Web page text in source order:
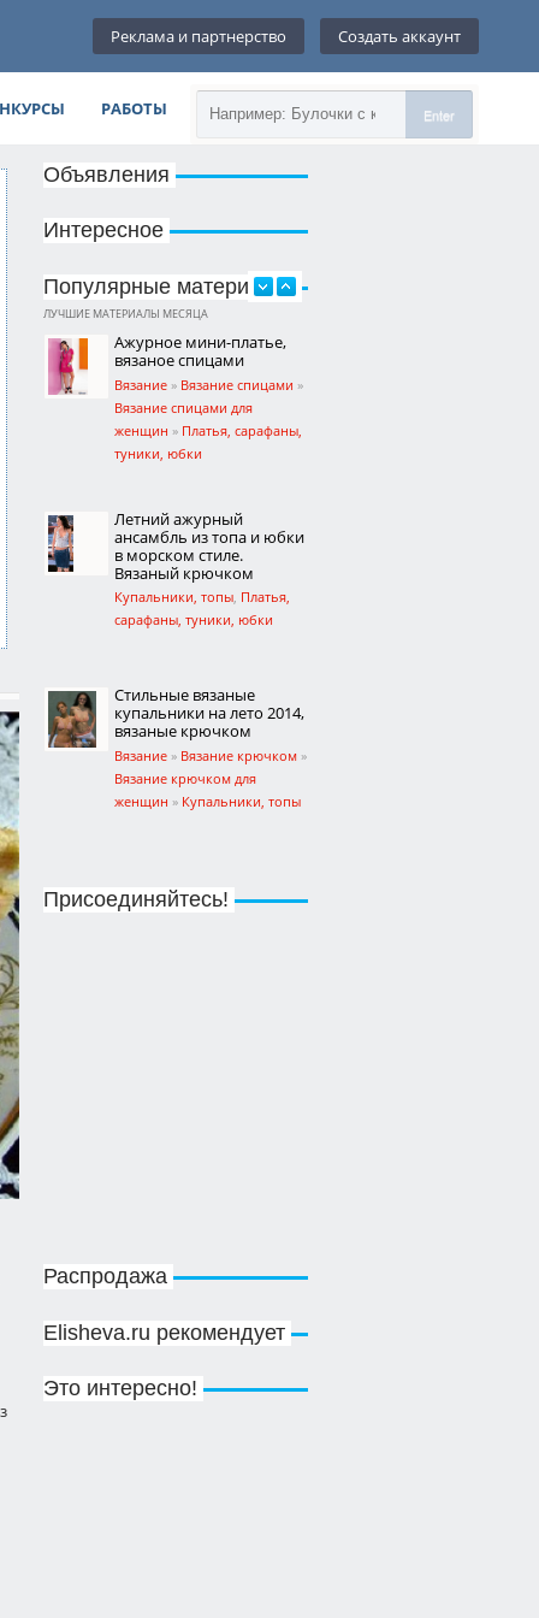
Реклама и партнерство Создать аккаунт
РАБОТЫ Enter
Объявления
Интересное
Популярные материалы
ЛУЧШИЕ МАТЕРИАЛЫ МЕСЯЦА
Ажурное мини-платье,
вязаное спицами
Вязание » Вязание спицами »
Вязание спицами для
женщин » Платья, сарафаны,
туники, юбки
Летний ажурный
ансамбль из топа и юбки
в морском стиле.
Вязаный крючком
Купальники, топы, Платья,
сарафаны, туники, юбки
Стильные вязаные
купальники на лето 2014,
вязаные крючком
Вязание » Вязание крючком »
Вязание крючком для
женщин » Купальники, топы
набор: купальник
бикини и стильная
Яркое молодежное
Присоединяйтесь!
Распродажа
Elisheva.ru рекомендует
Это интересно!